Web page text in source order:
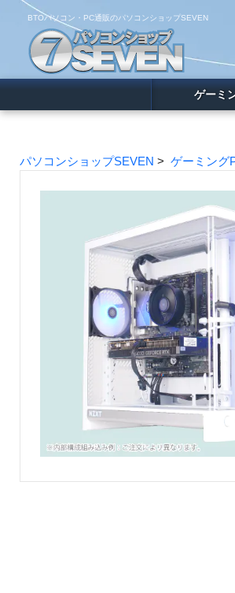
BTOパソコン・PC通販のパソコンショップSEVEN
ゲーミ
パソコンショップSEVEN > ゲーミング